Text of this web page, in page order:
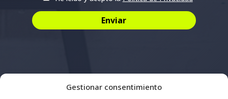
Gestionar consentimiento
Email